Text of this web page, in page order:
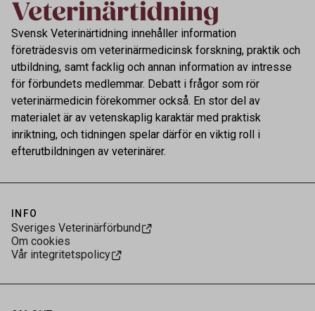
Svensk Veterinärtidning innehåller information
företrädesvis om veterinärmedicinsk forskning, praktik och
utbildning, samt facklig och annan information av intresse
för förbundets medlemmar. Debatt i frågor som rör
veterinärmedicin förekommer också. En stor del av
materialet är av vetenskaplig karaktär med praktisk
inriktning, och tidningen spelar därför en viktig roll i
efterutbildningen av veterinärer.
INFO
Sveriges Veterinärförbund
Om cookies
Vår integritetspolicy